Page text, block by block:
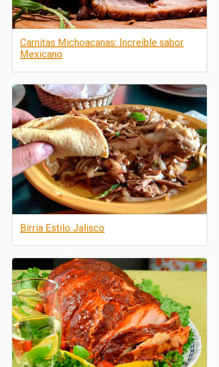
Carnitas Michoacanas: Increíble sabor
Mexicano
Birria Estilo Jalisco